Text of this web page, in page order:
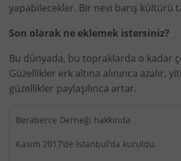
yapabilecekler. Bir nevi barış kültürü
Son olarak ne eklemek istersiniz?
Bu dünyada, bu topraklarda o kadar
Güzellikler erk altına alınınca azalır,
güzellikler paylaşılınca artar.
Beraberce Derneği hakkında
Kasım 2017’de İstanbul’da kuruldu.